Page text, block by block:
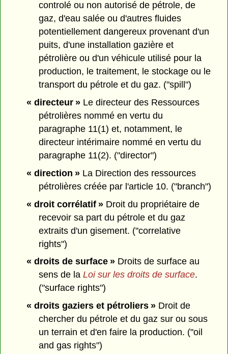
controlé ou non autorisé de pétrole, de
gaz, d'eau salée ou d'autres fluides
potentiellement dangereux provenant d'un
puits, d'une installation gazière et
pétrolière ou d'un véhicule utilisé pour la
production, le traitement, le stockage ou le
transport du pétrole et du gaz. ("spill")
« directeur »Le directeur des Ressources
pétrolières nommé en vertu du
paragraphe 11(1) et, notamment, le
directeur intérimaire nommé en vertu du
paragraphe 11(2). ("director")
« direction »La Direction des ressources
pétrolières créée par l'article 10. ("branch")
« droit corrélatif »Droit du propriétaire de
recevoir sa part du pétrole et du gaz
extraits d'un gisement. ("correlative
rights")
« droits de surface »Droits de surface au
sens de laLoi sur les droits de surface.
("surface rights")
« droits gaziers et pétroliers »Droit de
chercher du pétrole et du gaz sur ou sous
un terrain et d'en faire la production. ("oil
and gas rights")